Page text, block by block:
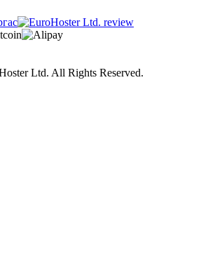
Ltd. All Rights Reserved.